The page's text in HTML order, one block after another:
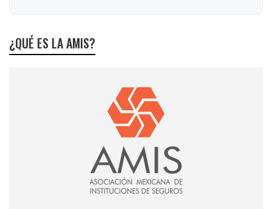
¿QUÉ ES LA AMIS?